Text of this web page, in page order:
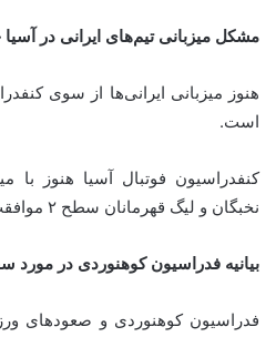
مشکل میزبانی تیم‌های ایرانی در
هنوز میزبانی ایرانی‌ها از سوی
است.
کنفدراسیون فوتبال آسیا هنوز با
نخبگان و لیگ قهرمانان سطح ۲ موافقت نکرده است.
بیانیه فدراسیون کوهنوردی در مورد
فدراسیون کوهنوردی و صعودهای